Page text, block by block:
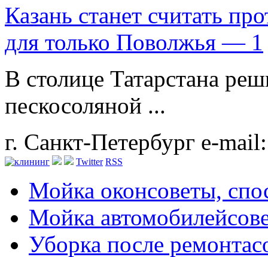
Казань станет считать
для только Поволжья — 1
В столице Татарстана
пескосоляной ...
г. Санкт-Петербург e-
Twitter RSS
Мойка оконсоветы,
Мойка автомобилей
Уборка после ремонта